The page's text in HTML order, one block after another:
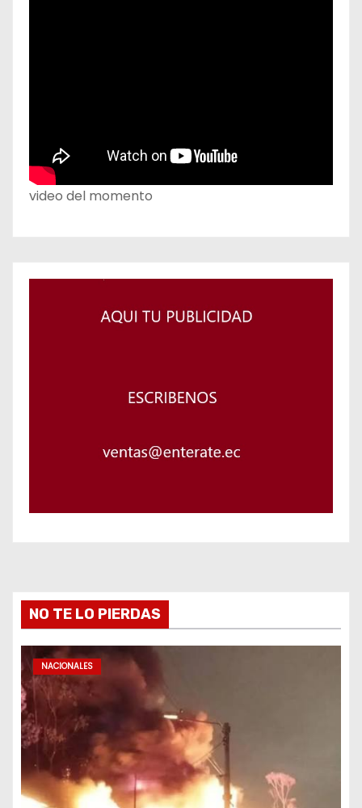
video del momento
NO TE LO PIERDAS
NACIONALES